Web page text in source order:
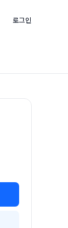
로그인